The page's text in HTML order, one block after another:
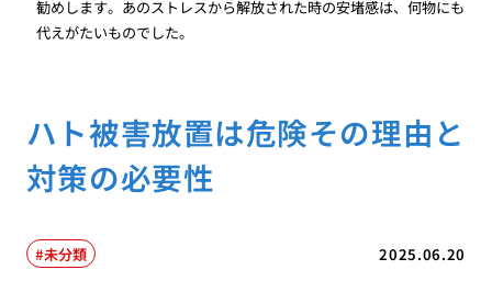
勧めします。あのストレスから解放された時の安堵感は、何物にも
代えがたいものでした。
ハト被害放置は危険その理由と
対策の必要性
2025.06.20
未分類